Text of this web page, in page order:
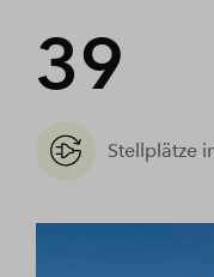
39
Stellplätze